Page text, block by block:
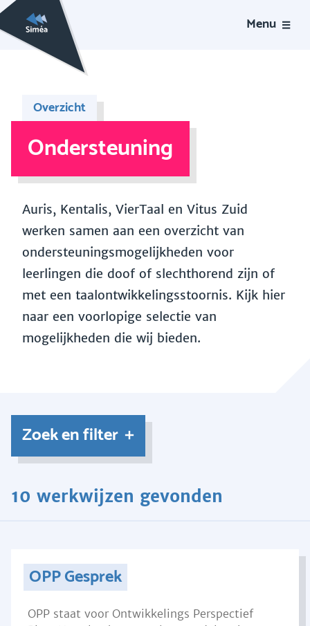
Menu
Overzicht
Ondersteuning
Auris, Kentalis, VierTaal en Vitus Zuid
werken samen aan een overzicht van
ondersteuningsmogelijkheden voor
leerlingen die doof of slechthorend zijn of
met een taalontwikkelingsstoornis. Kijk hier
naar een voorlopige selectie van
mogelijkheden die wij bieden.
Zoek en filter
10 werkwijzen gevonden
OPP Gesprek
OPP staat voor Ontwikkelings Perspectief